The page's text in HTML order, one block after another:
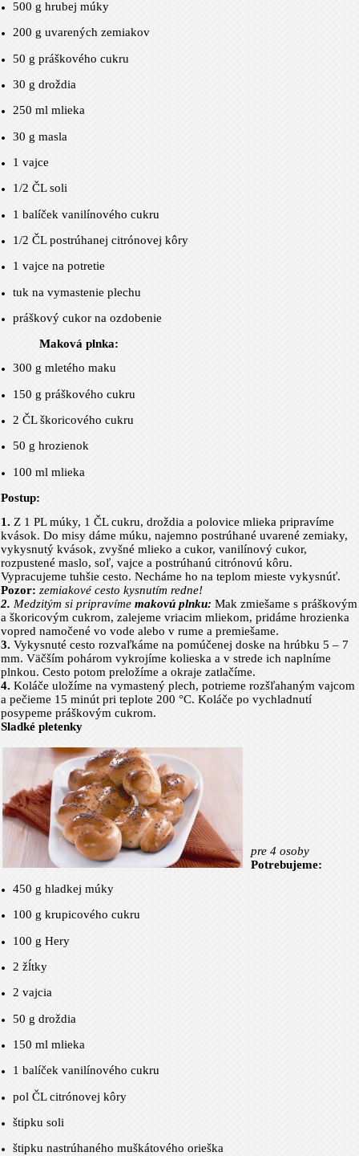
500 g hrubej múky
200 g uvarených zemiakov
50 g práškového cukru
30 g droždia
250 ml mlieka
30 g masla
1 vajce
1/2 ČL soli
1 balíček vanilínového cukru
1/2 ČL postrúhanej citrónovej kôry
1 vajce na potretie
tuk na vymastenie plechu
práškový cukor na ozdobenie
Maková plnka:
300 g mletého maku
150 g práš­kového cukru
2 ČL škoricového cukru
50 g hrozienok
100 ml mlieka
Postup:
1. Z 1 PL múky, 1 ČL cukru, droždia a polovice mlieka pripravíme
kvások. Do misy dáme múku, najemno postrúhané uvarené zemiaky,
vykysnutý kvások, zvyšné mlieko a cukor, vanilínový cukor,
rozpustené maslo, soľ, vajce a postrúhanú citrónovú kôru.
Vypracujeme tuhšie cesto. Necháme ho na teplom mieste vykysnúť.
Pozor: zemiakové cesto kysnutím redne!
2. Medzitým si pripravíme makovú plnku: Mak zmiešame s práškovým
a škoricovým cukrom, zalejeme vriacim mliekom, pridáme hro­zienka
vopred namočené vo vode alebo v rume a premiešame.
3. Vykysnuté cesto rozvaľkáme na pomúčenej doske na hrúbku 5 – 7
mm. Väčším pohárom vykrojíme kolieska a v strede ich naplníme
plnkou. Cesto potom preložíme a okraje zatlačíme.
4. Koláče uložíme na vymas­tený plech, potrieme rozšľahaným vajcom
a pečieme 15 minút pri teplote 200 °C. Koláče po vychladnutí
posypeme práškovým cukrom.
Sladké pletenky
pre 4 osoby
Potrebujeme:
450 g hladkej múky
100 g krupicového cukru
100 g Hery
2 žĺtky
2 vajcia
50 g droždia
150 ml mlieka
1 balíček vanilínového cukru
pol ČL citrónovej kôry
štipku soli
štipku nastrúhaného muškátového orieška